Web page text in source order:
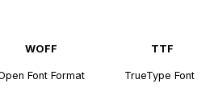
WOFF TTF
Font Format TrueType Font